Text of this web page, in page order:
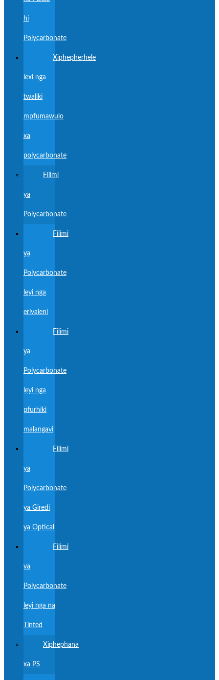
hi
Polycarbonate
Xiphepherhele
lexi nga
twaliki
mpfumawulo
xa
polycarbonate
Filimi
ya
Polycarbonate
Filimi
ya
Polycarbonate
leyi nga
erivaleni
Filimi
ya
Polycarbonate
leyi nga
pfurhiki
malangavi
Filimi
ya
Polycarbonate
ya Giredi
ya Optical
Filimi
ya
Polycarbonate
leyi nga na
Tinted
Xiphephana
xa PS